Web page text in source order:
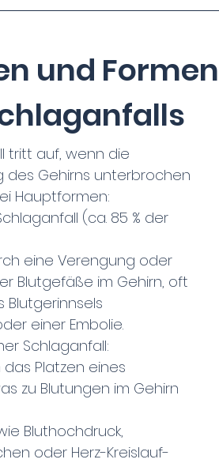
und Formen
tritt auf, wenn die
des Gehirns unterbrochen
Hauptformen:
(ca. 85 % der
eine Verengung oder
Blutgefäße im Gehirn, oft
Blutgerinnsels
einer Embolie.
Schlaganfall:
Platzen eines
zu Blutungen im Gehirn
Bluthochdruck,
oder Herz-Kreislauf-